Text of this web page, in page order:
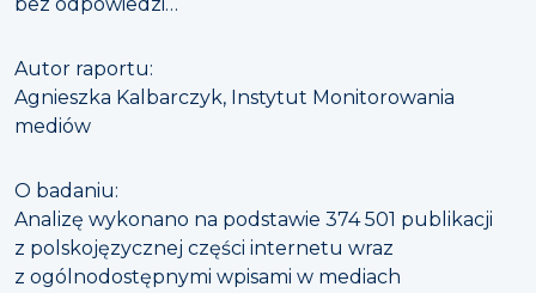
Autor raportu:
Agnieszka Kalbarczyk, Instytut Monitorowania
mediów
O badaniu:
Analizę wykonano na podstawie 374 501 publikacji
z polskojęzycznej części internetu wraz
z ogólnodostępnymi wpisami w mediach